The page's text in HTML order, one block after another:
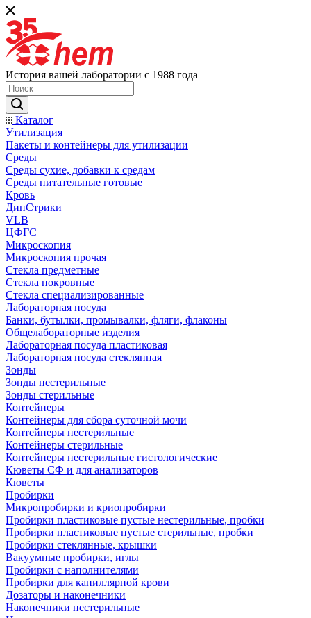
История вашей лаборатории с 1988 года
Каталог
Утилизация
Пакеты и контейнеры для утилизации
Среды
Среды сухие, добавки к средам
Среды питательные готовые
Кровь
ДипСтрики
VLB
ЦФГС
Микроскопия
Микроскопия прочая
Стекла предметные
Стекла покровные
Стекла специализированные
Лабораторная посуда
Банки, бутылки, промывалки, фляги, флаконы
Общелабораторные изделия
Лабораторная посуда пластиковая
Лабораторная посуда стеклянная
Зонды
Зонды нестерильные
Зонды стерильные
Контейнеры
Контейнеры для сбора суточной мочи
Контейнеры нестерильные
Контейнеры стерильные
Контейнеры нестерильные гистологические
Кюветы СФ и для анализаторов
Кюветы
Пробирки
Микропробирки и криопробирки
Пробирки пластиковые пустые нестерильные, пробки
Пробирки пластиковые пустые стерильные, пробки
Пробирки стеклянные, крышки
Вакуумные пробирки, иглы
Пробирки с наполнителями
Пробирки для капиллярной крови
Дозаторы и наконечники
Наконечники нестерильные